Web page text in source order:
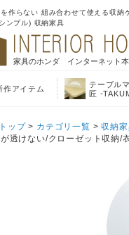
作らない 組み合わせて使える収
ンプル) 収納家具
家具のホンダ インターネット
作アイテム
テーブル
匠 -
ップ> カテゴリ一覧 >収納
透けない/クローゼット収納/